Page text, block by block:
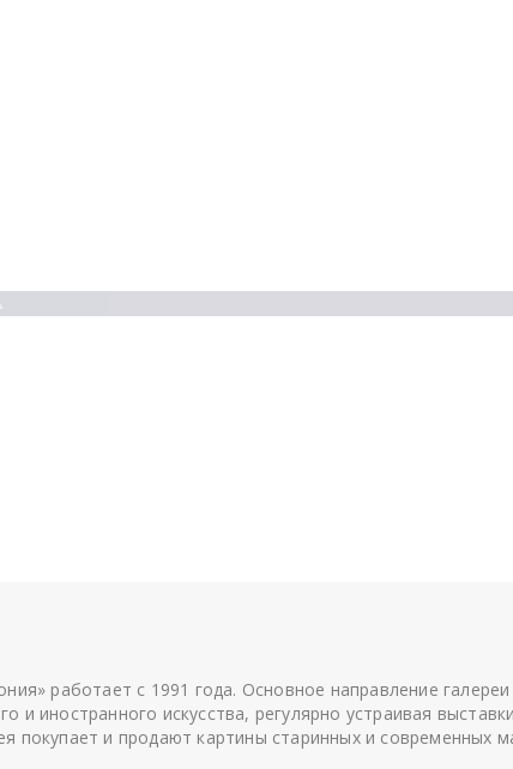
работает с 1991 года. Основное направление
и иностранного искусства, регулярно устраивая
покупает и продают картины старинных и современных